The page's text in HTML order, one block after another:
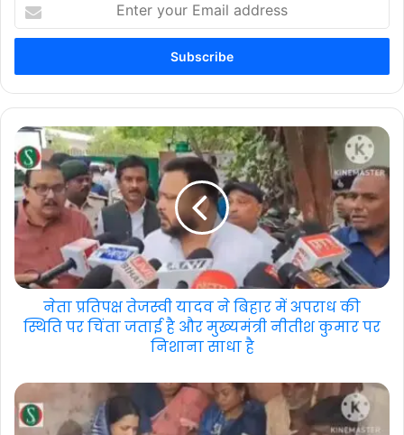
your
Email
नेता प्रतिपक्ष तेजस्वी यादव ने बिहार में अपराध की
स्थिति पर चिंता जताई है और मुख्यमंत्री नीतीश कुमार पर
निशाना साधा है